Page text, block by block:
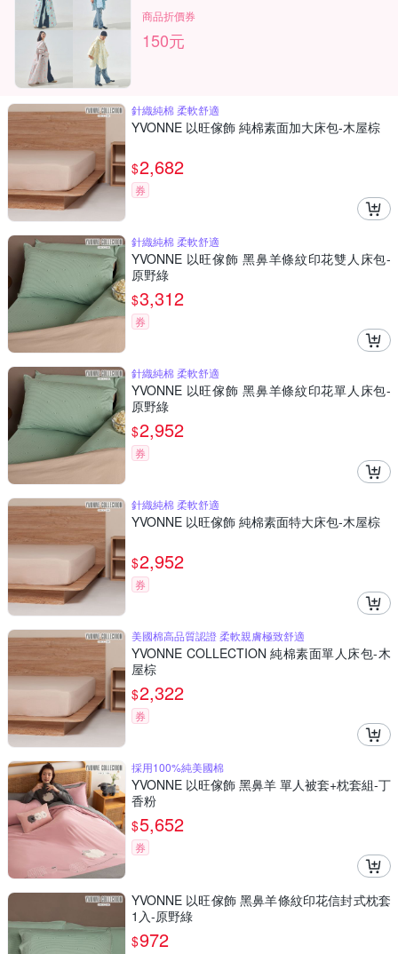
商品折價券
150元
針織純棉 柔軟舒適
YVONNE 以旺傢飾 純棉素面加大床包-木屋棕
$2,682
券
針織純棉 柔軟舒適
YVONNE 以旺傢飾 黑鼻羊條紋印花雙人床包-
原野綠
$3,312
券
針織純棉 柔軟舒適
YVONNE 以旺傢飾 黑鼻羊條紋印花單人床包-
原野綠
$2,952
券
針織純棉 柔軟舒適
YVONNE 以旺傢飾 純棉素面特大床包-木屋棕
$2,952
券
美國棉高品質認證 柔軟親膚極致舒適
YVONNE COLLECTION 純棉素面單人床包-木
屋棕
$2,322
券
採用100%純美國棉
YVONNE 以旺傢飾 黑鼻羊 單人被套+枕套組-丁
香粉
$5,652
券
YVONNE 以旺傢飾 黑鼻羊條紋印花信封式枕套
1入-原野綠
$972